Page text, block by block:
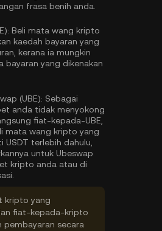
frasa benih anda.
Beli mata wang kripto
kaedah bayaran yang
kerana ia mungkin
bayaran yang dikenakan
(UBE): Sebagai
anda tidak menyokong
fiat-kepada-UBE,
mata wang kripto yang
terlebih dahulu,
untuk Ubeswap
kripto anda atau di
kripto yang
fiat-kepada-kripto
pembayaran secara